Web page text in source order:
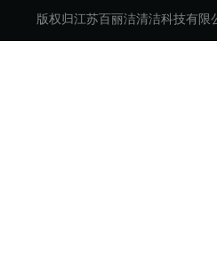
版权归江苏百丽洁清洁科技有